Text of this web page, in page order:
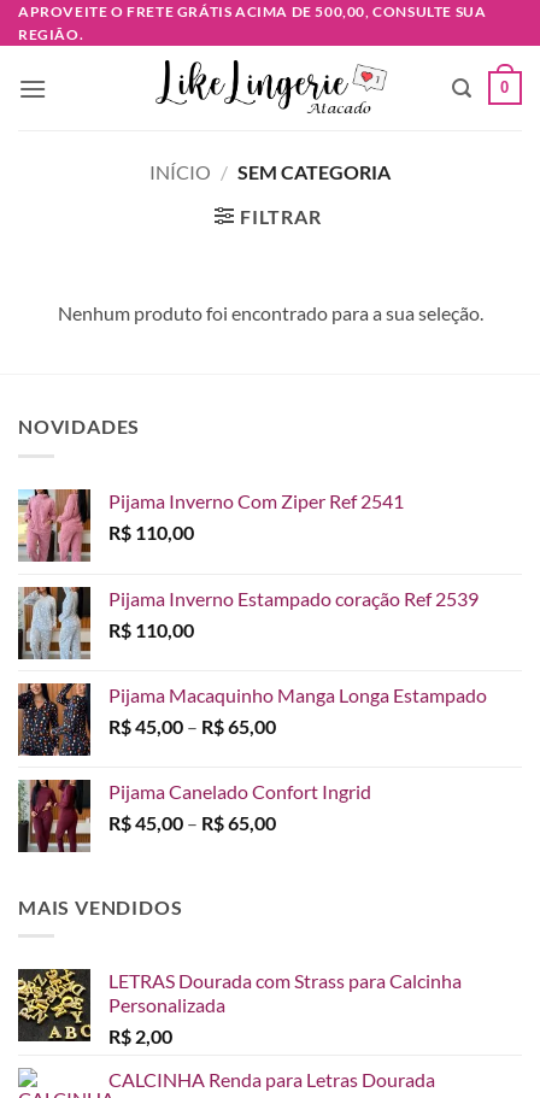
Skip
to
APROVEITE O FRETE GRÁTIS ACIMA DE 500,00, CONSULTE SUA
REGIÃO.
0
INÍCIO / SEM CATEGORIA
FILTRAR
Nenhum produto foi encontrado para a sua seleção.
NOVIDADES
Pijama Inverno Com Ziper Ref 2541
R$ 110,00
Pijama Inverno Estampado coração Ref 2539
R$ 110,00
Pijama Macaquinho Manga Longa Estampado
R$45,00 – R$65,00Faixa
R$ 45,00
através
Pijama Canelado Confort Ingrid
R$45,00 – R$65,00Faixa
MAIS VENDIDOS
LETRAS Dourada com Strass para Calcinha
Personalizada
R$ 2,00
CALCINHA Renda para Letras Dourada